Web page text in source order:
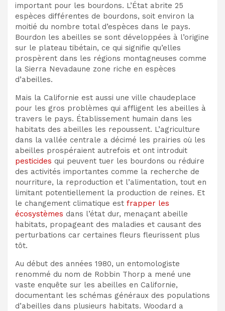
important pour les bourdons. L’État abrite 25
espèces différentes de bourdons, soit environ la
moitié du nombre total d’espèces dans le pays.
Bourdon les abeilles se sont développées à l’origine
sur le plateau tibétain, ce qui signifie qu’elles
prospèrent dans les régions montagneuses comme
la Sierra Nevadaune zone riche en espèces
d’abeilles.
Mais la Californie est aussi une ville chaudeplace
pour les gros problèmes qui affligent les abeilles à
travers le pays. Établissement humain dans les
habitats des abeilles les repoussent. L’agriculture
dans la vallée centrale a décimé les prairies où les
abeilles prospéraient autrefois et ont introduit
pesticides qui peuvent tuer les bourdons ou réduire
des activités importantes comme la recherche de
nourriture, la reproduction et l’alimentation, tout en
limitant potentiellement la production de reines. Et
le changement climatique est frapper les
écosystèmes dans l’état dur, menaçant abeille
habitats, propageant des maladies et causant des
perturbations car certaines fleurs fleurissent plus
tôt.
Au début des années 1980, un entomologiste
renommé du nom de Robbin Thorp a mené une
vaste enquête sur les abeilles en Californie,
documentant les schémas généraux des populations
d’abeilles dans plusieurs habitats. Woodard a